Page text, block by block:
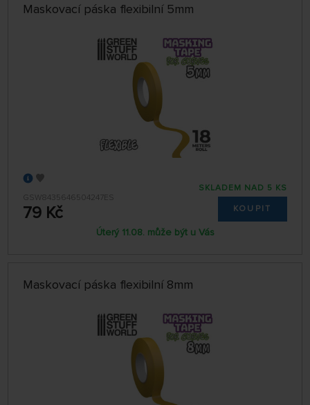
Maskovací páska flexibilní 5mm
GSW8435646504247ES
79 Kč
SKLADEM NAD 5 KS
KOUPIT
Úterý 11.08. může být u Vás
Maskovací páska flexibilní 8mm